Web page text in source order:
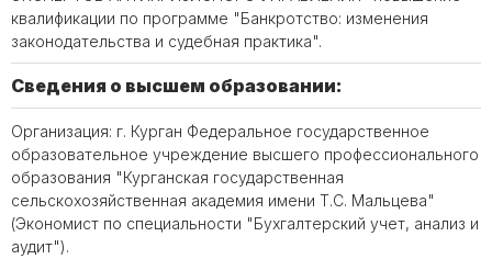
квалификации по программе "Банкротство: изменения
законодательства и судебная практика".
Сведения о высшем образовании:
Организация: г. Курган Федеральное государственное
образовательное учреждение высшего профессионального
образования "Курганская государственная
сельскохозяйственная академия имени Т.С. Мальцева"
(Экономист по специальности "Бухгалтерский учет, анализ и
аудит").